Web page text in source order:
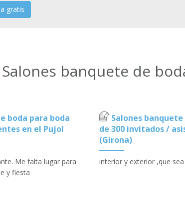
gratis
banquete de
boda para boda
en el Pujol
Me falta lugar para
y fiesta
Salones
de 300 invitados /
(Girona)
interior y exterior ,que